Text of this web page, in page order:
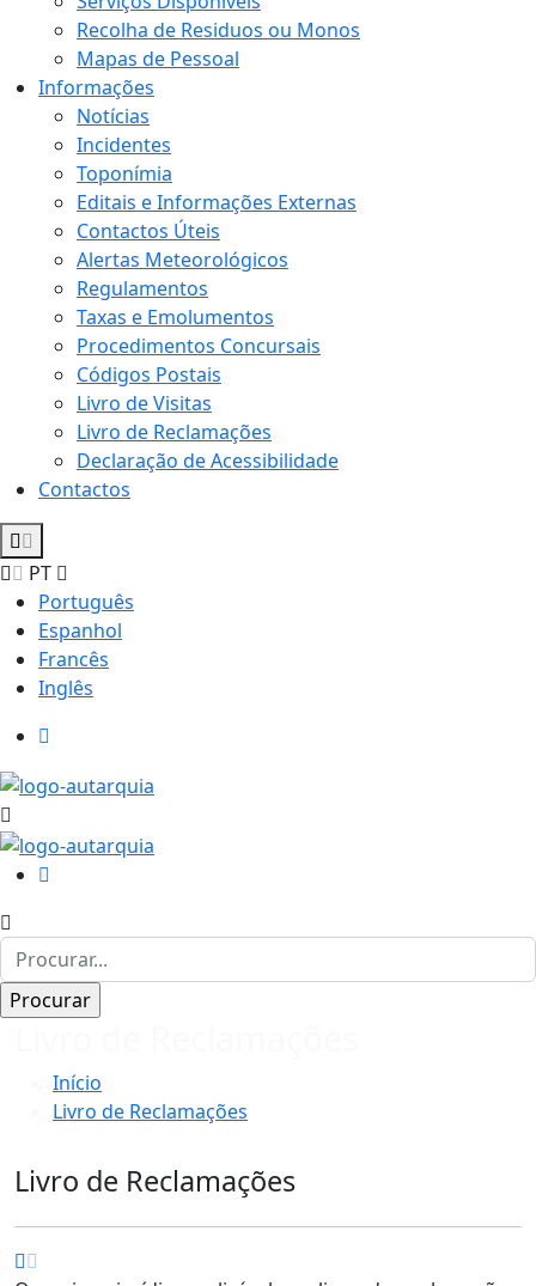
Recolha de Residuos ou Monos
Mapas de Pessoal
Informações
Notícias
Incidentes
Toponímia
Editais e Informações Externas
Contactos Úteis
Alertas Meteorológicos
Regulamentos
Taxas e Emolumentos
Procedimentos Concursais
Códigos Postais
Livro de Visitas
Livro de Reclamações
Declaração de Acessibilidade
Contactos
PT
Português
Espanhol
Francês
Inglês
Início
Livro de Reclamações
Livro de Reclamações